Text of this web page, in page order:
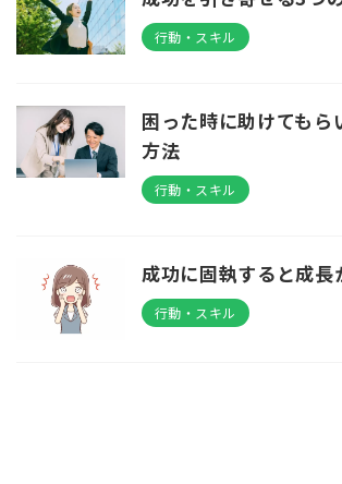
行動・スキル
困った時に助けてもら
方法
行動・スキル
成功に固執すると成長
行動・スキル